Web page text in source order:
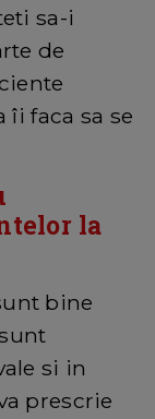
sa-i
de
faca sa se
la
bine
si in
prescrie